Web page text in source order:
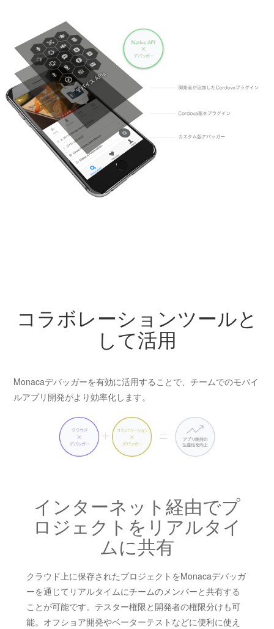
コラボレーションツールと
して活用
Monacaデバッガーを有効に活用することで、チームでのモバイ
ルアプリ開発がより効率化します。
インターネット経由でプ
ロジェクトをリアルタイ
ムに共有
クラウド上に保存されたプロジェクトをMonacaデバッガ
ーを通じてリアルタイムにチームのメンバーと共有する
ことが可能です。テスター権限と開発者の権限分けも可
能。オフショア開発やベーターテストなどに便利に使え